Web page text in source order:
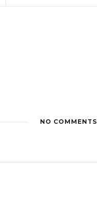
NO COMMENTS